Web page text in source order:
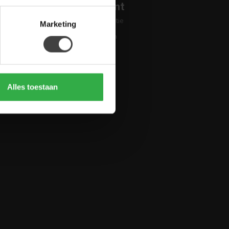
Marketing
Alles toestaan
Mijn account
Account informatie
Mijn bestellingen
Mijn tickets
Alle producten